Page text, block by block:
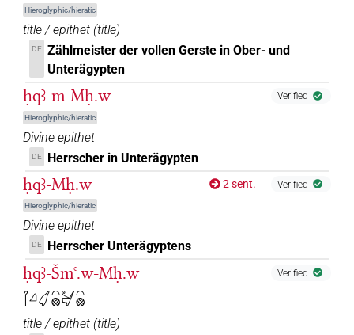
Hieroglyphic/hieratic
title / epithet (title)
DE Zählmeister der vollen Gerste in Ober- und
Unterägypten
ḥqꜣ-m-Mḥ.w
Hieroglyphic/hieratic
Verified
Divine epithet
DE Herrscher in Unterägypten
ḥqꜣ-Mḥ.w
Hieroglyphic/hieratic
2 sent. Verified
Divine epithet
DE Herrscher Unterägyptens
ḥqꜣ-Šmꜥ.w-Mḥ.w
𓋾𓈎𓋑𓏏𓊖𓋔𓏏𓊖
Verified
title / epithet (title)